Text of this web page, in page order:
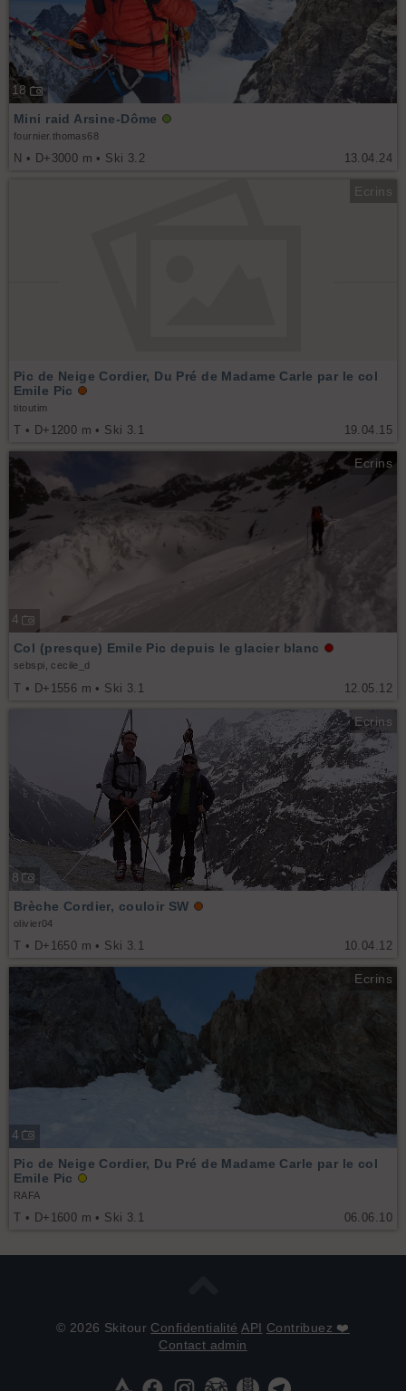
18
13.04.24
Mini raid Arsine-Dôme
fournier.thomas68
N • D+3000 m • Ski 3.2
Ecrins
19.04.15
Pic de Neige Cordier, Du Pré de Madame Carle par le col
Emile Pic
titoutim
T • D+1200 m • Ski 3.1
Ecrins
4
12.05.12
Col (presque) Emile Pic depuis le glacier blanc
sebspi, cecile_d
T • D+1556 m • Ski 3.1
Ecrins
8
10.04.12
Brèche Cordier, couloir SW
olivier04
T • D+1650 m • Ski 3.1
Ecrins
4
06.06.10
Pic de Neige Cordier, Du Pré de Madame Carle par le col
Emile Pic
RAFA
T • D+1600 m • Ski 3.1
© 2026 Skitour Confidentialité API Contribuez ❤️
Contact admin